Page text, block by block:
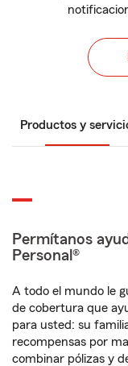
Productos y
Permítanos
Personal®
A todo el mundo le
de cobertura que
para usted: su
recompensas por
combinar pólizas y